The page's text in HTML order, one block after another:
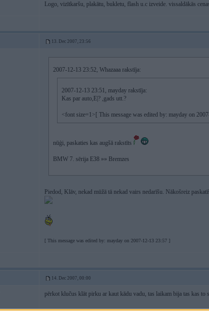
Logo, vizītkaršu, plakātu, bukletu, flash u.c izveide. vissaldākās
13. Dec 2007, 23:56
2007-12-13 23:52, Whazaaa rakstīja:
2007-12-13 23:51, mayday rakstīja:
Kas par auto,E|? ,gads utt.?
<font size=1>[ This message was edited by: mayday on
nūģi, paskaties kas augšā rakstīts
BMW 7. sērija E38 »» Bremzes
Piedod, Klāv, nekad mūžā tā nekad vairs nedarīšu. Nākošreiz
[ This message was edited by: mayday on 2007-12-13 23:57 ]
14. Dec 2007, 00:00
pērkot klučus klāt pirku ar kaut kādu vadu, tas laikam bija tas kas to